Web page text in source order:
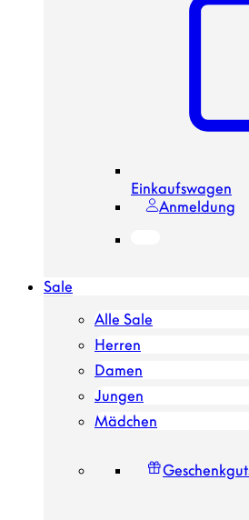
Einkaufswagen
Anmeldung
Sale
Alle Sale
Herren
Damen
Jungen
Mädchen